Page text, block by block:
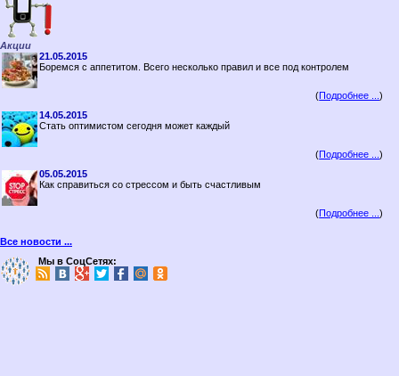
Акции
21.05.2015
Боремся с аппетитом. Всего несколько правил и все под контролем
(Подробнее ...)
14.05.2015
Стать оптимистом сегодня может каждый
(Подробнее ...)
05.05.2015
Как справиться со стрессом и быть счастливым
(Подробнее ...)
Все новости ...
Мы в СоцСетях: